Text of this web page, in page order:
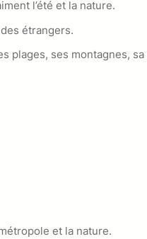
l’été et la nature.
étrangers.
plages, ses montagnes,
et la nature.